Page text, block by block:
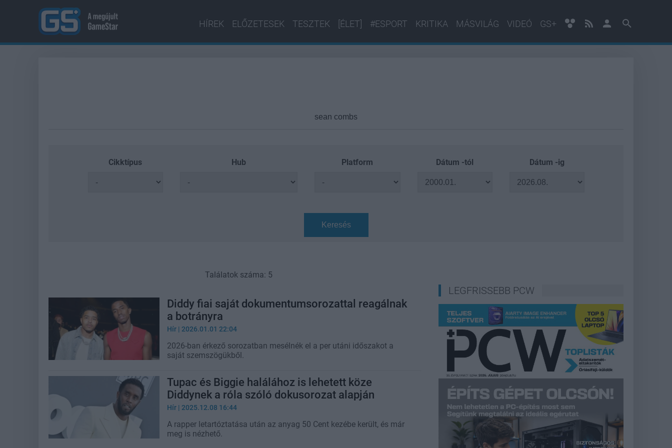
HÍREK ELŐZETESEK TESZTEK [ÉLET] #ESPORT KRITIKA MÁSVILÁG VIDEÓ GS+
Cikktípus Hub Platform Dátum -tól Dátum -ig
Keresés
Találatok száma: 5
Diddy fiai saját dokumentumsorozattal reagálnak
a botrányra
Hír | 2026.01.01 22:04
2026-ban érkező sorozatban mesélnék el a per utáni időszakot a
saját szemszögükből.
Tupac és Biggie halálához is lehetett köze
Diddynek a róla szóló dokusorozat alapján
Hír | 2025.12.08 16:44
A rapper letartóztatása után az anyag 50 Cent kezébe került, és már
meg is nézhető.
LEGFRISSEBB PCW